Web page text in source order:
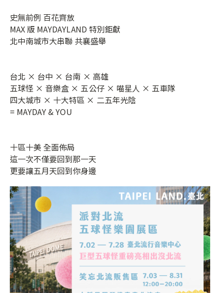
史無前例 百花齊放
MAX 版 MAYDAYLAND 特別鉅獻
北中南城市大串聯 共襄盛舉
台北 × 台中 × 台南 × 高雄
五球怪 × 音樂盒 × 五公仔 × 喵星人 × 五車隊
四大城市 × 十大特區 × 二五年光陰
= MAYDAY & YOU
十區十美 全面佈局
這一次不僅要回到那一天
更要讓五月天回到你身邊